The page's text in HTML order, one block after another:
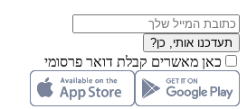
תעדכנו אותי, כן?
כאן מאשרים קבלת דואר פרסומי